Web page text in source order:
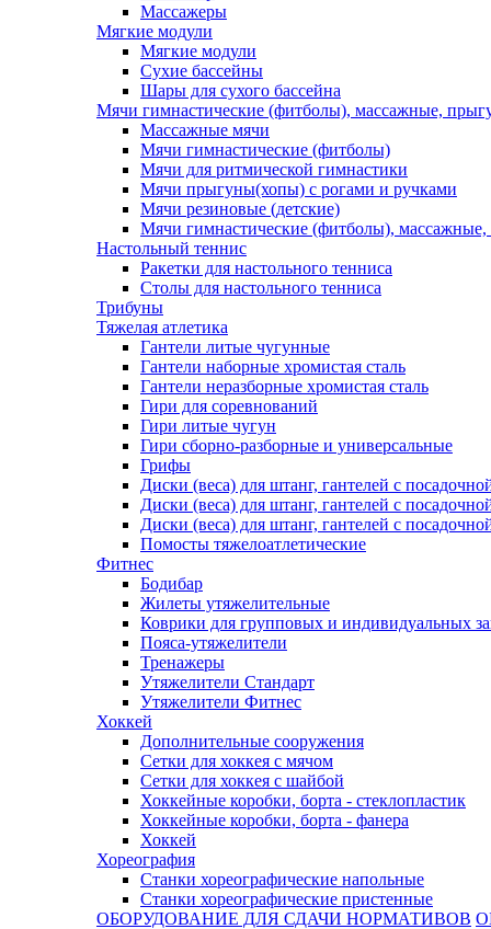
Массажеры
Мягкие модули
Мягкие модули
Сухие бассейны
Шары для сухого бассейна
Мячи гимнастические (фитболы), массажные,
Массажные мячи
Мячи гимнастические (фитболы)
Мячи для ритмической гимнастики
Мячи прыгуны(хопы) с рогами и ручками
Мячи резиновые (детские)
Мячи гимнастические (фитболы),
Настольный теннис
Ракетки для настольного тенниса
Столы для настольного тенниса
Трибуны
Тяжелая атлетика
Гантели литые чугунные
Гантели наборные хромистая сталь
Гантели неразборные хромистая сталь
Гири для соревнований
Гири литые чугун
Гири сборно-разборные и универсальные
Грифы
Диски (веса) для штанг, гантелей с
Диски (веса) для штанг, гантелей с
Диски (веса) для штанг, гантелей с
Помосты тяжелоатлетические
Фитнес
Бодибар
Жилеты утяжелительные
Коврики для групповых и индивидуальных
Пояса-утяжелители
Тренажеры
Утяжелители Стандарт
Утяжелители Фитнес
Хоккей
Дополнительные сооружения
Сетки для хоккея с мячом
Сетки для хоккея с шайбой
Хоккейные коробки, борта - стеклопластик
Хоккейные коробки, борта - фанера
Хоккей
Хореография
Станки хореографические напольные
Станки хореографические пристенные
ОБОРУДОВАНИЕ ДЛЯ СДАЧИ НОРМАТИВОВ